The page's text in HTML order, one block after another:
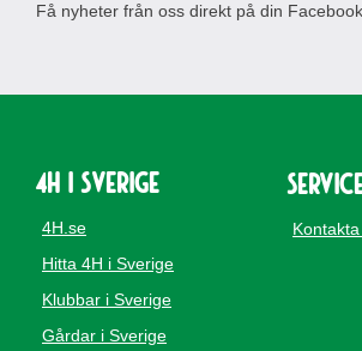
Få nyheter från oss direkt på din Facebook.
4H i Sverige
4H.se
Hitta 4H i Sverige
Klubbar i Sverige
Gårdar i Sverige